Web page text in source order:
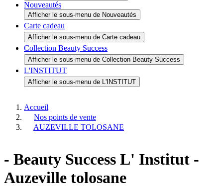
Afficher le sous-menu de Idées cadeaux
Marques
Afficher le sous-menu de Marques
Promos
Afficher le sous-menu de Promos
Nouveautés
Afficher le sous-menu de Nouveautés
Carte cadeau
Afficher le sous-menu de Carte cadeau
Afficher le sous-menu de Collection Beauty Success
L'INSTITUT
Afficher le sous-menu de L'INSTITUT
Accueil
Nos points de vente
AUZEVILLE TOLOSANE